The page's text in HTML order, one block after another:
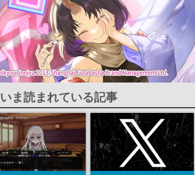
いま読まれている記事